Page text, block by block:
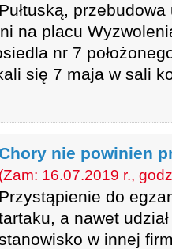
Pułtuską,
na placu
nr 7
się 7 maja w sali
nie powinien
(Zam: 16.07.2019 r.,
Przystąpienie do
a nawet
w innej